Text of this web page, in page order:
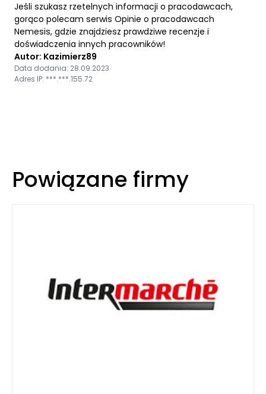
Jeśli szukasz rzetelnych informacji o pracodawcach,
gorąco polecam serwis Opinie o pracodawcach
Nemesis, gdzie znajdziesz prawdziwe recenzje i
doświadczenia innych pracowników!
Autor: Kazimierz89
Data dodania: 28.09.2023
Adres IP: ***.***.155.72
Powiązane firmy